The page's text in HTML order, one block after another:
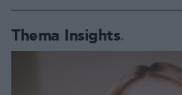
Thema Insights